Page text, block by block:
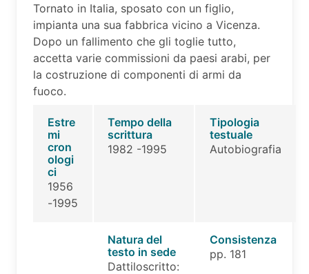
Tornato in Italia, sposato con un figlio,
impianta una sua fabbrica vicino a Vicenza.
Dopo un fallimento che gli toglie tutto,
accetta varie commissioni da paesi arabi, per
la costruzione di componenti di armi da
fuoco.
Estre
mi
cron
ologi
ci
1956
-1995
Tempo della
scrittura
1982 -1995
Tipologia
testuale
Autobiografia
Natura del
testo in sede
Dattiloscritto:
Consistenza
pp. 181